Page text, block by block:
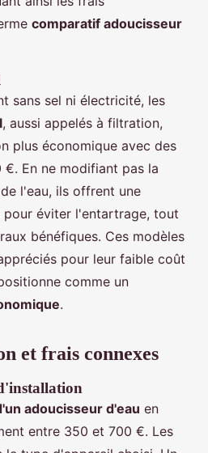
comparatif adoucisseur
sans sel ni électricité, les
, aussi appelés à filtration,
plus économique avec des
En ne modifiant pas la
l'eau, ils offrent une
pour éviter l'entartrage, tout
bénéfiques. Ces modèles
pour leur faible coût
comme un
.
et frais connexes
adoucisseur d'eau en
entre 350 et 700 €. Les